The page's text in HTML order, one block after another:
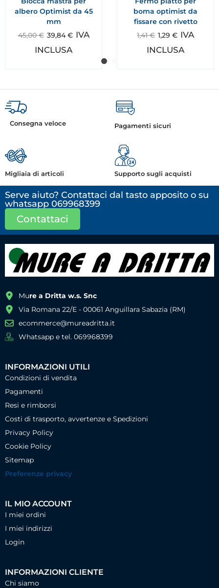
albero Optimist da 45
mm
45,00€ 39,84€ IVA
INCLUSA
boma optimist da
fissare con rivetto
1,41€ 1,29 € IVA
INCLUSA
Consegna veloce Pagamenti sicuri
Migliaia di articoli Supporto sugli acquisti
Serve aiuto? Contattaci dal tasto apposito o su
whatsapp 069968399
Contattaci
Mure a Dritta w.s. Snc
Via Romana 22/E - 00061 Anguillara Sabazia (RM)
ecommerce@mureadritta.it
Whatsapp e tel. 069968399
INFORMAZIONI UTILI
Condizioni di vendita
Pagamenti
Resi e rimborsi
Costi di trasporto, avvertenze e Spedizioni
Privacy Policy
Cookie Policy
Sitemap
Preferenze privacy
IL MIO ACCOUNT
I miei ordini
I miei indirizzi
Login
INFORMAZIONI CLIENTE
Chi siamo